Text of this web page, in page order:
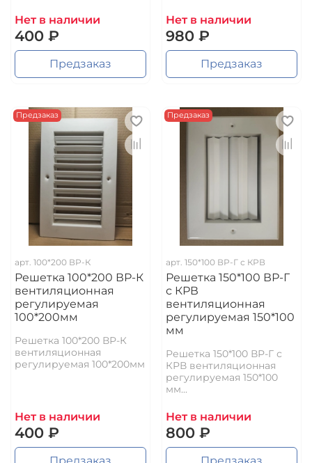
Нет в наличии
400 ₽
Предзаказ
Нет в наличии
980 ₽
Предзаказ
Предзаказ
арт. 100*200 ВР-К
Решетка 100*200 ВР-К
вентиляционная
регулируемая
100*200мм
Решетка 100*200 ВР-К
вентиляционная
регулируемая 100*200мм
Нет в наличии
400 ₽
Предзаказ
арт. 150*100 ВР-Г с КРВ
Решетка 150*100 ВР-Г
с КРВ
вентиляционная
регулируемая 150*100
мм
Решетка 150*100 ВР-Г с
КРВ вентиляционная
регулируемая 150*100
мм...
Нет в наличии
800 ₽